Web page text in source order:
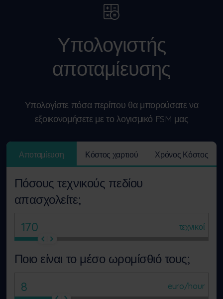
Υπολογιστής
αποταμίευσης
Υπολογίστε πόσα περίπου θα μπορούσατε να
εξοικονομήσετε με το λογισμικό FSM μας
Αποταμίευση Κόστος χαρτιού Χρόνος Κόστος
Πόσους τεχνικούς πεδίου
απασχολείτε;
τεχνικοί
Ποιο είναι το μέσο ωρομίσθιό τους;
euro/hour